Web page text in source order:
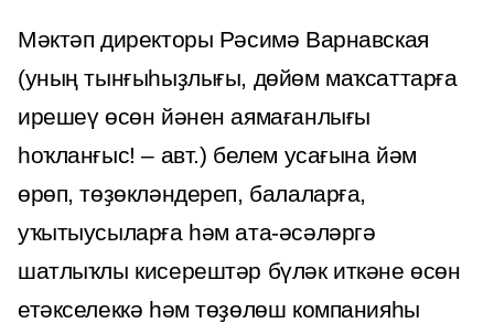
Мәктәп директоры Рәсимә Варнавская
(уның тынғыһыҙлығы, дөйөм маҡсаттарға
ирешеү өсөн йәнен аямағанлығы
һоҡланғыс! – авт.) белем усағына йәм
өрөп, төҙөкләндереп, балаларға,
уҡытыусыларға һәм ата-әсәләргә
шатлыҡлы кисерештәр бүләк иткәне өсөн
етәкселеккә һәм төҙөлөш компанияһы